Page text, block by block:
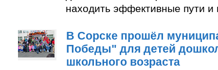
находить эффективные пути
В Сорске прошёл
Победы" для детей
школьного возраста